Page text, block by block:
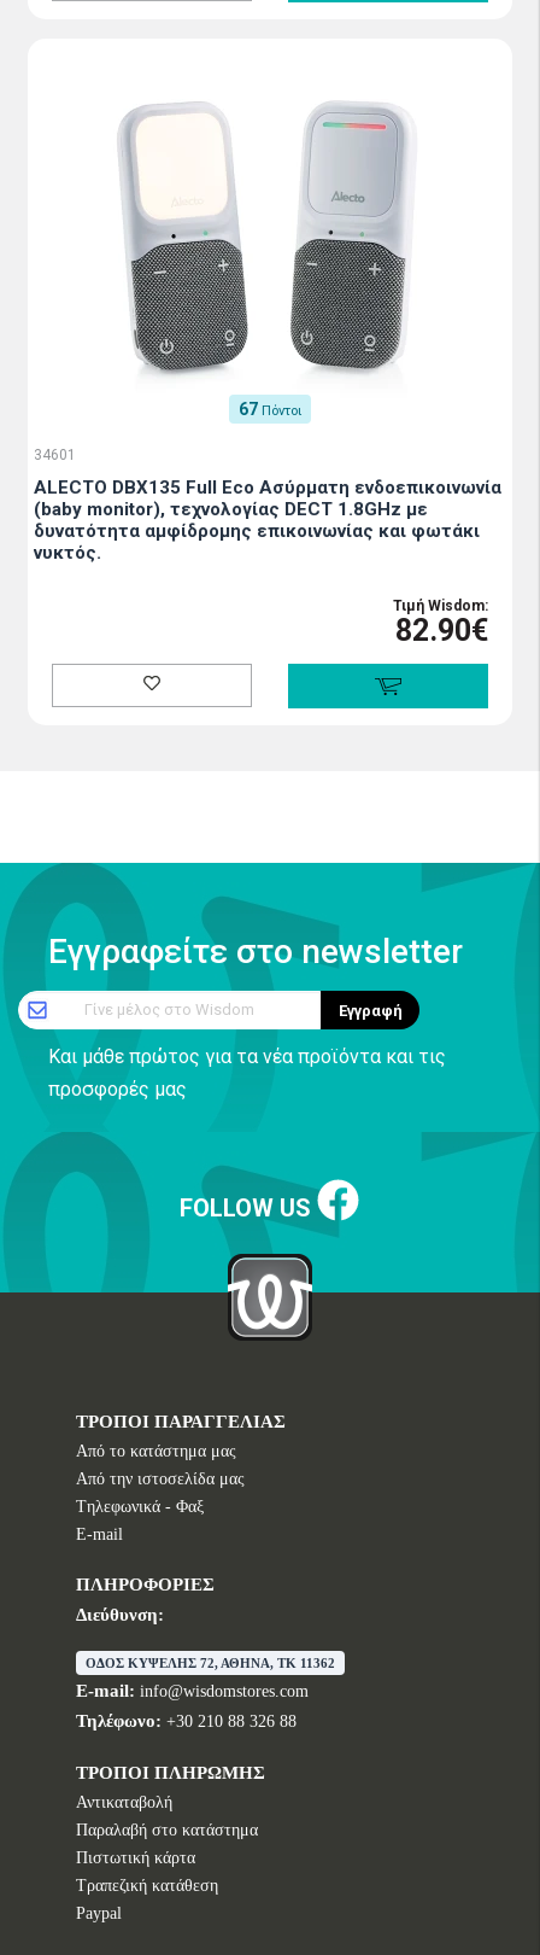
67 Πόντοι
34601
ALECTO DBX135 Full Eco Ασύρματη ενδοεπικοινωνία
(baby monitor), τεχνολογίας DECT 1.8GHz με
δυνατότητα αμφίδρομης επικοινωνίας και φωτάκι
νυκτός.
Τιμή Wisdom:
82.90€
Εγγραφείτε στο newsletter
Γίνε μέλος στο Wisdom Εγγραφή
Και μάθε πρώτος για τα νέα προϊόντα και τις
προσφορές μας
FOLLOW US
ΤΡΟΠΟΙ ΠΑΡΑΓΓΕΛΙΑΣ
Από το κατάστημα μας
Από την ιστοσελίδα μας
Tηλεφωνικά - Φαξ
E-mail
ΠΛΗΡΟΦΟΡΙΕΣ
Διεύθυνση:
ΟΔΟΣ ΚΥΨΕΛΗΣ 72, ΑΘΗΝΑ, TK 11362
E-mail: info@wisdomstores.com
Τηλέφωνο: +30 210 88 326 88
ΤΡΟΠΟΙ ΠΛΗΡΩΜΗΣ
Αντικαταβολή
Παραλαβή στο κατάστημα
Πιστωτική κάρτα
Τραπεζική κατάθεση
Paypal